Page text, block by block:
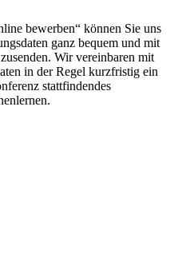
bewerben“ können Sie uns
ganz bequem und mit
Wir vereinbaren mit
in der Regel kurzfristig ein
stattfindendes